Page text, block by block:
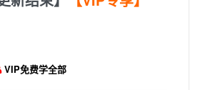
VIP免费学全部